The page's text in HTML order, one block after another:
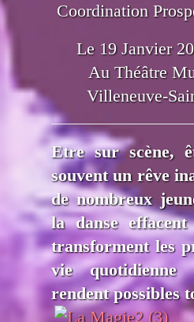
Coordination
Le 19 Janvier
Au Théâtre
Villeneuve-
Etre sur scène,
souvent un rêve
de nombreux
la danse
transforment les
vie
rendent possibles